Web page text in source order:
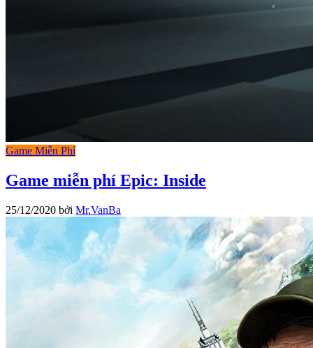
Game Miễn Phí
Game miễn phí Epic: Inside
25/12/2020 bởi Mr.VanBa